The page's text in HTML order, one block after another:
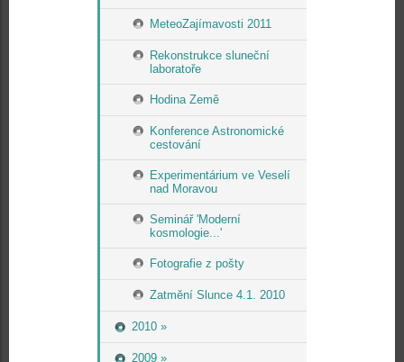
MeteoZajímavosti 2011
Rekonstrukce sluneční
laboratoře
Hodina Země
Konference Astronomické
cestování
Experimentárium ve Veselí
nad Moravou
Seminář 'Moderní
kosmologie...'
Fotografie z pošty
Zatmění Slunce 4.1. 2010
2010 »
2009 »